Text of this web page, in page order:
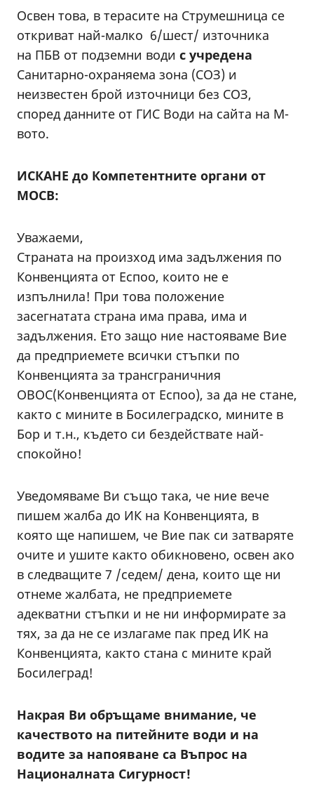
Освен това, в терасите на Струмешница се
откриват най-малко 6/шест/ източника
на ПБВ от подземни води с учредена
Санитарно-охраняема зона (СОЗ) и
неизвестен брой източници без СОЗ,
според данните от ГИС Води на сайта на М-
вото.
ИСКАНЕ до Компетентните органи от
МОСВ:
Уважаеми,
Страната на произход има задължения по
Конвенцията от Еспоо, които не е
изпълнила! При това положение
засегнатата страна има права, има и
задължения. Ето защо ние настояваме Вие
да предприемете всички стъпки по
Конвенцията за трансграничния
ОВОС(Конвенцията от Еспоо), за да не стане,
както с мините в Босилеградско, мините в
Бор и т.н., където си бездействате най-
спокойно!
Уведомяваме Ви също така, че ние вече
пишем жалба до ИК на Конвенцията, в
която ще напишем, че Вие пак си затваряте
очите и ушите както обикновено, освен ако
в следващите 7 /седем/ дена, които ще ни
отнеме жалбата, не предприемете
адекватни стъпки и не ни информирате за
тях, за да не се излагаме пак пред ИК на
Конвенцията, както стана с мините край
Босилеград!
Накрая Ви обръщаме внимание, че
качеството на питейните води и на
водите за напояване са Въпрос на
Националната Сигурност!